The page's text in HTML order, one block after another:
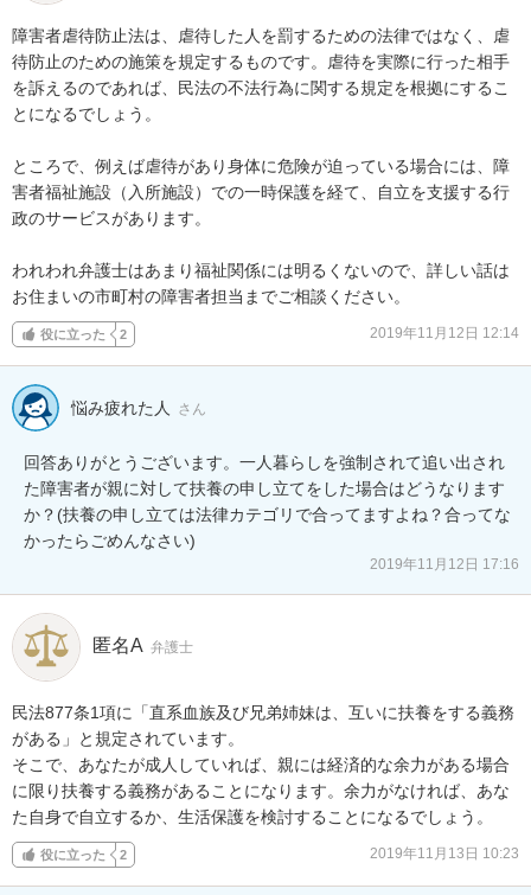
障害者虐待防止法は、虐待した人を罰するための法律ではなく、虐
待防止のための施策を規定するものです。虐待を実際に行った相手
を訴えるのであれば、民法の不法行為に関する規定を根拠にするこ
とになるでしょう。
ところで、例えば虐待があり身体に危険が迫っている場合には、障
害者福祉施設（入所施設）での一時保護を経て、自立を支援する行
政のサービスがあります。
われわれ弁護士はあまり福祉関係には明るくないので、詳しい話は
お住まいの市町村の障害者担当までご相談ください。
役に立った 2 2019年11月12日 12:14
悩み疲れた人 さん
回答ありがとうございます。一人暮らしを強制されて追い出され
た障害者が親に対して扶養の申し立てをした場合はどうなります
か？(扶養の申し立ては法律カテゴリで合ってますよね？合ってな
かったらごめんなさい)
2019年11月12日 17:16
匿名A 弁護士
民法877条1項に「直系血族及び兄弟姉妹は、互いに扶養をする義務
がある」と規定されています。
そこで、あなたが成人していれば、親には経済的な余力がある場合
に限り扶養する義務があることになります。余力がなければ、あな
た自身で自立するか、生活保護を検討することになるでしょう。
役に立った 2 2019年11月13日 10:23